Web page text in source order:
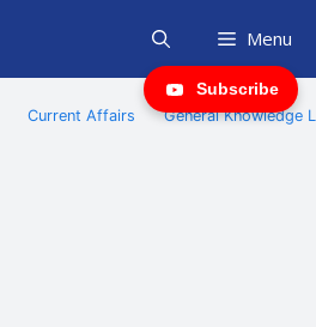
Menu
Current Affairs General Knowledge
Subscribe